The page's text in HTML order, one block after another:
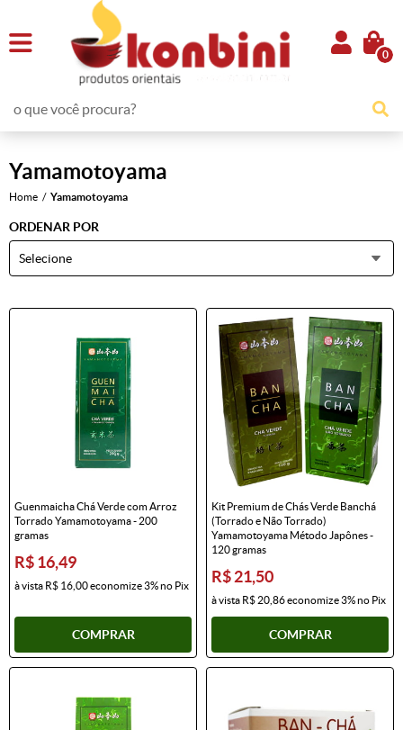
0
Yamamotoyama
Home Yamamotoyama
ORDENAR POR
Selecione
Guenmaicha Chá Verde com Arroz
Torrado Yamamotoyama - 200
gramas
R$ 16,49
à vista R$ 16,00economize3%no Pix
COMPRAR
Kit Premium de Chás Verde Banchá
(Torrado e Não Torrado)
Yamamotoyama Método Japônes -
120 gramas
R$ 21,50
à vista R$ 20,86economize3%no Pix
COMPRAR